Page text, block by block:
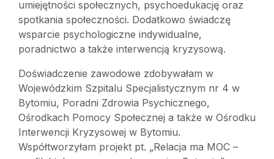
umiejętności społecznych, psychoedukację oraz
spotkania społeczności. Dodatkowo świadczę
wsparcie psychologiczne indywidualne,
poradnictwo a także interwencją kryzysową.
Doświadczenie zawodowe zdobywałam w
Wojewódzkim Szpitalu Specjalistycznym nr 4 w
Bytomiu, Poradni Zdrowia Psychicznego,
Ośrodkach Pomocy Społecznej a także w Ośrodku
Interwencji Kryzysowej w Bytomiu.
Współtworzyłam projekt pt. „Relacja ma MOC –